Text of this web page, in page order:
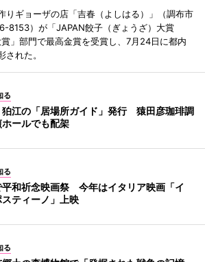
りギョーザの店「吉春（よしはる）」（調布市
8153）が「JAPAN餃子（ぎょうざ）大賞
」部門で最高金賞を受賞し、7月24日に都内
れた。
る
狛江の「居場所ガイド」発行 猿田彦珈琲調
ールでも配架
る
平和祈念映画祭 今年はイタリア映画「イ
スティーノ」上映
る